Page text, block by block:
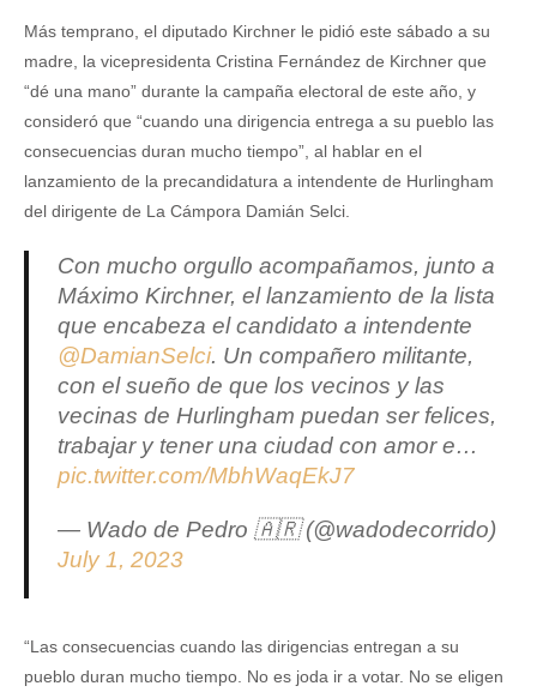
Más temprano, el diputado Kirchner le pidió este sábado a su
madre, la vicepresidenta Cristina Fernández de Kirchner que
“dé una mano” durante la campaña electoral de este año, y
consideró que “cuando una dirigencia entrega a su pueblo las
consecuencias duran mucho tiempo”, al hablar en el
lanzamiento de la precandidatura a intendente de Hurlingham
del dirigente de La Cámpora Damián Selci.
Con mucho orgullo acompañamos, junto a
Máximo Kirchner, el lanzamiento de la lista
que encabeza el candidato a intendente
@DamianSelci. Un compañero militante,
con el sueño de que los vecinos y las
vecinas de Hurlingham puedan ser felices,
trabajar y tener una ciudad con amor e…
pic.twitter.com/MbhWaqEkJ7
— Wado de Pedro 🇦🇷 (@wadodecorrido)
July 1, 2023
“Las consecuencias cuando las dirigencias entregan a su
pueblo duran mucho tiempo. No es joda ir a votar. No se eligen